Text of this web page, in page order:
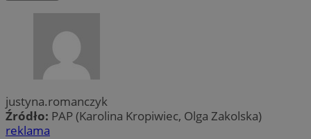
justyna.romanczyk
Źródło: PAP (Karolina Kropiwiec, Olga Zakolska)
reklama